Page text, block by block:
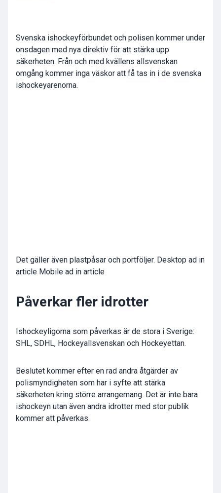
Svenska ishockeyförbundet och polisen kommer under
onsdagen med nya direktiv för att stärka upp
säkerheten. Från och med kvällens allsvenskan
omgång kommer inga väskor att få tas in i de svenska
ishockeyarenorna.
Det gäller även plastpåsar och portföljer. Desktop ad in
article Mobile ad in article
Påverkar fler idrotter
Ishockeyligorna som påverkas är de stora i Sverige:
SHL, SDHL, Hockeyallsvenskan och Hockeyettan.
Beslutet kommer efter en rad andra åtgärder av
polismyndigheten som har i syfte att stärka
säkerheten kring större arrangemang. Det är inte bara
ishockeyn utan även andra idrotter med stor publik
kommer att påverkas.